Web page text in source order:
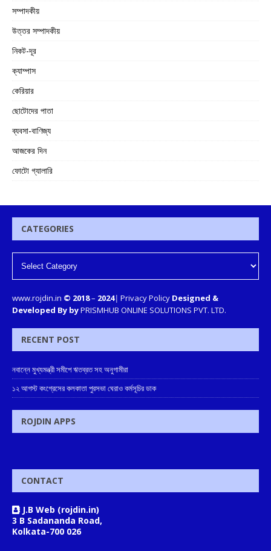
সম্পাদকীয়
উত্তর সম্পাদকীয়
নিকট-দূর
ক্যাম্পাস
কেরিয়ার
ছোটোদের পাতা
ব্যবসা-বাণিজ্য
আজকের দিন
ফোটো গ্যালারি
CATEGORIES
www.rojdin.in © 2018– 2024| Privacy Policy Designed &
Developed By byPRISMHUB ONLINE SOLUTIONS PVT. LTD.
RECENT POST
নবান্নে মুখ্যমন্ত্রী সমীপে ঋতব্রত সহ অনুগামীরা
১২ আগস্ট কংগ্রেসের কলকাতা পুরসভা ঘেরাও কর্মসূচির ডাক
ROJDIN APPS
CONTACT
J.B Web (rojdin.in)
3 B Sadananda Road,
Kolkata-700 026